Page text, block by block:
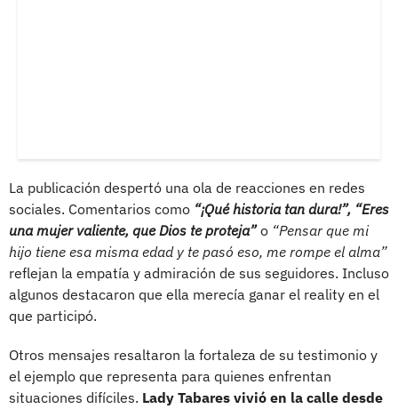
La publicación despertó una ola de reacciones en redes
sociales. Comentarios como “¡Qué historia tan dura!”, “Eres
una mujer valiente, que Dios te proteja”o “Pensar que mi
hijo tiene esa misma edad y te pasó eso, me rompe el alma”
reflejan la empatía y admiración de sus seguidores. Incluso
algunos destacaron que ella merecía ganar el reality en el
que participó.
Otros mensajes resaltaron la fortaleza de su testimonio y
el ejemplo que representa para quienes enfrentan
situaciones difíciles. Lady Tabares vivió en la calle desde